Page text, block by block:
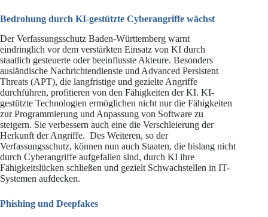
Bedrohung durch KI-gestützte Cyberangriffe wächst
Der Verfassungsschutz Baden-Württemberg warnt
eindringlich vor dem verstärkten Einsatz von KI durch
staatlich gesteuerte oder beeinflusste Akteure. Besonders
ausländische Nachrichtendienste und Advanced Persistent
Threats (APT), die langfristige und gezielte Angriffe
durchführen, profitieren von den Fähigkeiten der KI. KI-
gestützte Technologien ermöglichen nicht nur die Fähigkeiten
zur Programmierung und Anpassung von Software zu
steigern. Sie verbessern auch eine die Verschleierung der
Herkunft der Angriffe. Des Weiteren, so der
Verfassungsschutz, können nun auch Staaten, die bislang nicht
durch Cyberangriffe aufgefallen sind, durch KI ihre
Fähigkeitslücken schließen und gezielt Schwachstellen in IT-
Systemen aufdecken.
Phishing und Deepfakes